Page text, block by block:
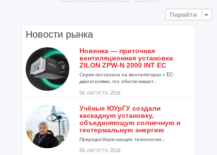
Перейти
Новости рынка
Новинка — приточная
вентиляционная установка
ZILON ZPW-N 2000 INT EC
Серия построена на вентиляторах с EC-
двигателями, что обеспечивает...
06 АВГУСТА 2026
Учёные ЮУрГУ создали
каскадную установку,
объединяющую солнечную и
геотермальную энергию
Природосберегающие технологии...
06 АВГУСТА 2026